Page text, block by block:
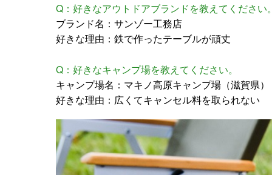
Q：好きなアウトドアブランドを教えてください
ブランド名：サンゾー工務店
好きな理由：鉄で作ったテーブルが頑丈
Q：好きなキャンプ場を教えてください。
キャンプ場名：マキノ高原キャンプ場（滋賀県）
好きな理由：広くてキャンセル料を取られない